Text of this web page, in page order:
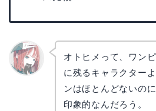
オトヒメって、ワン
に残るキャラクター
ンはほとんどないの
印象的なんだろう。